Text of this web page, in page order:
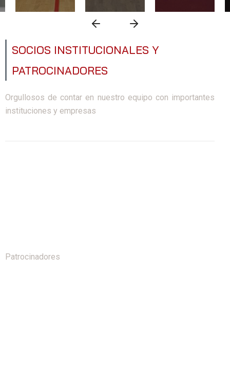
SOCIOS INSTITUCIONALES Y
PATROCINADORES
Orgullosos de contar en nuestro equipo con importantes
instituciones y empresas
Patrocinadores